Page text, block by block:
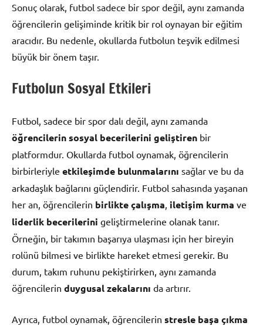
Sonuç olarak, futbol sadece bir spor değil, aynı zamanda
öğrencilerin gelişiminde kritik bir rol oynayan bir eğitim
aracıdır. Bu nedenle, okullarda futbolun teşvik edilmesi
büyük bir önem taşır.
Futbolun Sosyal Etkileri
Futbol, sadece bir spor dalı değil, aynı zamanda
öğrencilerin sosyal becerilerini geliştiren bir
platformdur. Okullarda futbol oynamak, öğrencilerin
birbirleriyle etkileşimde bulunmalarını sağlar ve bu da
arkadaşlık bağlarını güçlendirir. Futbol sahasında yaşanan
her an, öğrencilerin birlikte çalışma iletişim kurma ve
liderlik becerilerini geliştirmelerine olanak tanır.
Örneğin, bir takımın başarıya ulaşması için her bireyin
rolünü bilmesi ve birlikte hareket etmesi gerekir. Bu
durum, takım ruhunu pekiştirirken, aynı zamanda
öğrencilerin duygusal zekalarını da artırır.
Ayrıca, futbol oynamak, öğrencilerin stresle başa çıkma